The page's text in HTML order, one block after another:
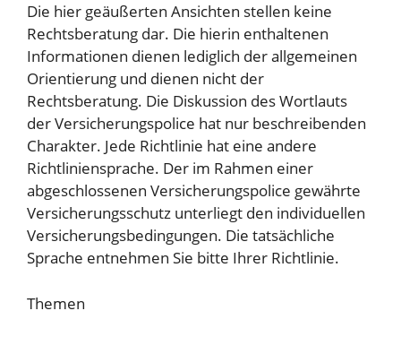
Die hier geäußerten Ansichten stellen keine
Rechtsberatung dar. Die hierin enthaltenen
Informationen dienen lediglich der allgemeinen
Orientierung und dienen nicht der
Rechtsberatung. Die Diskussion des Wortlauts
der Versicherungspolice hat nur beschreibenden
Charakter. Jede Richtlinie hat eine andere
Richtliniensprache. Der im Rahmen einer
abgeschlossenen Versicherungspolice gewährte
Versicherungsschutz unterliegt den individuellen
Versicherungsbedingungen. Die tatsächliche
Sprache entnehmen Sie bitte Ihrer Richtlinie.
Themen